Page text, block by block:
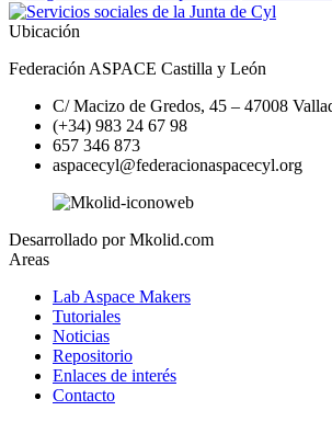
Ubicación
Federación ASPACE Castilla y León
C/ Macizo de Gredos, 45 – 47008
(+34) 983 24 67 98
657 346 873
aspacecyl@federacionaspacecyl.org
Desarrollado por Mkolid.com
Areas
Lab Aspace Makers
Tutoriales
Noticias
Repositorio
Enlaces de interés
Contacto